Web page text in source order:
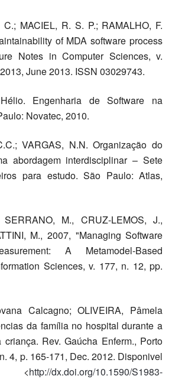
C.; MACIEL, R. S. P.; RAMALHO, F.
of MDA software process
Notes in Computer Sciences, v.
June 2013. ISSN 03029743.
Engenharia de Software na
Novatec, 2010.
VARGAS, N.N. Organização do
abordagem interdisciplinar – Sete
para estudo. São Paulo: Atlas,
M., CRUZ-LEMOS, J.,
M., 2007, "Managing Software
A Metamodel-Based
Sciences, v. 177, n. 12, pp.
Calcagno; OLIVEIRA, Pâmela
da família no hospital durante a
criança. Rev. Gaúcha Enferm., Porto
4, p. 165-171, Dec. 2012. Disponivel
<http://dx.doi.org/10.1590/S1983-